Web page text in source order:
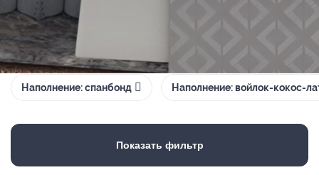
Наполнение: спанбонд Наполнение: войлок-кокос-
Показать фильтр